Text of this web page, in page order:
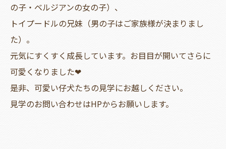
の子・ベルジアンの女の子）、
トイプードルの兄妹（男の子はご家族様が決まりまし
た）。
元気にすくすく成長しています。お目目が開いてさらに
可愛くなりました❤
是非、可愛い仔犬たちの見学にお越しください。
見学のお問い合わせはHPからお願いします。